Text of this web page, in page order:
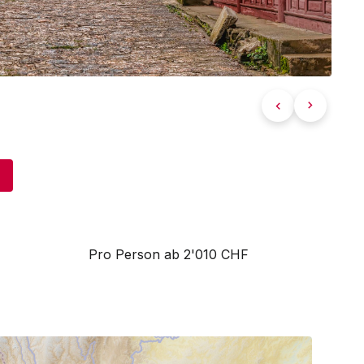
Pro Person ab 2'010 CHF